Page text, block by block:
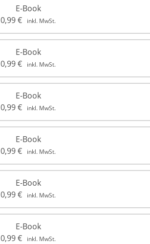
E-Book
0,99€ inkl. MwSt.
E-Book
0,99€ inkl. MwSt.
E-Book
0,99€ inkl. MwSt.
E-Book
0,99€ inkl. MwSt.
E-Book
0,99€ inkl. MwSt.
E-Book
0,99€ inkl. MwSt.